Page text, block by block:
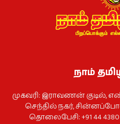
நாம்
முகவரி: இராவணன் குடில்,
செந்தில் நகர்,
தொலைபேசி: +91 44 4380